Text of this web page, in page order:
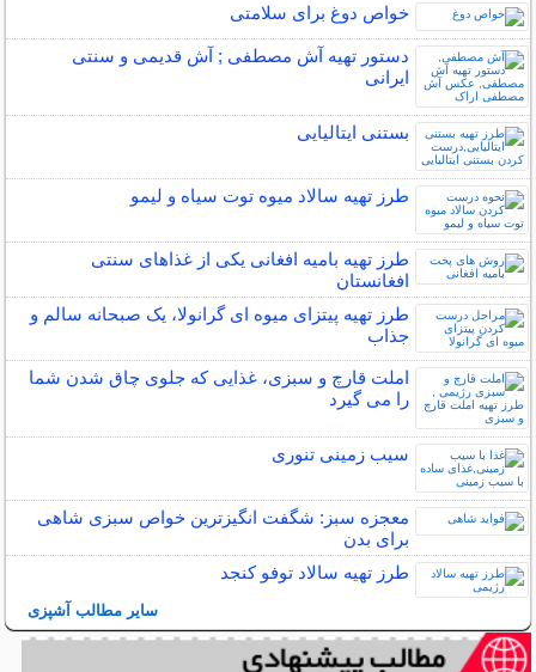
خواص دوغ برای سلامتی
دستور تهیه آش مصطفی ; آش قدیمی و سنتی
ایرانی
بستنی ایتالیایی
طرز تهیه سالاد میوه توت سیاه و لیمو
طرز تهیه بامیه افغانی یکی از غذاهای سنتی
افغانستان
طرز تهیه پیتزای میوه ای گرانولا، یک صبحانه سالم و
جذاب
املت قارچ و سبزی، غذایی که جلوی چاق شدن شما
را می گیرد
سیب زمینی تنوری
معجزه سبز: شگفت انگیزترین خواص سبزی شاهی
برای بدن
طرز تهیه سالاد توفو کنجد
سایر مطالب آشپزی